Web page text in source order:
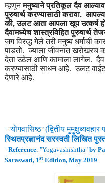
म्हणूनमनुष्याने प्रतिकूल दैव
पुरुषार्थ करण्यासाठी करावा.
की, उलट आता आपला खूप उत्कर्ष
दैवामध्येच शास्त्रविहित पुरुषार्थ
जग विरुद्ध गेले तरी मनुष्य धर्माची
पाडतो. ज्याला जीवनात खरोखरच
देता उठेल आणि कामाला लागेल.
करण्यासाठी साधन आहे. उलट वाईट
देणारे आहे.
- "योगवासिष्ठ" (द्वितीय मुमुक्षुव्यवहार
स्थितप्रज्ञानंदसरस्वती लिखित
- Reference: "Yogavashishtha" by
Saraswati, 1st Edition, May 2019